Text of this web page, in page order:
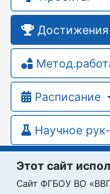
Достижения
Расписание
Научное
Этот сайт
Cайт ФГБОУ ВО